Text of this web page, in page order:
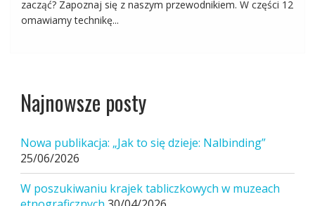
zacząć? Zapoznaj się z naszym przewodnikiem. W części 12
omawiamy technikę...
Najnowsze posty
Nowa publikacja: „Jak to się dzieje: Nalbinding”
25/06/2026
W poszukiwaniu krajek tabliczkowych w muzeach